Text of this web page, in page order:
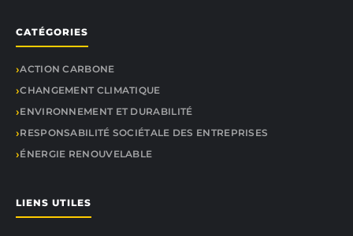
CATÉGORIES
ACTION CARBONE
CHANGEMENT CLIMATIQUE
ENVIRONNEMENT ET DURABILITÉ
RESPONSABILITÉ SOCIÉTALE DES ENTREPRISES
ÉNERGIE RENOUVELABLE
LIENS UTILES